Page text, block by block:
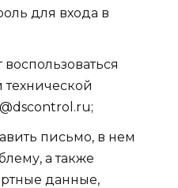
для входа в
технической
письмо, в нем
а также
данные,